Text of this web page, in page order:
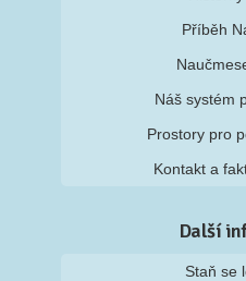
Příběh
Náš systém
Prostory pro
Kontakt a
Další
Staň se